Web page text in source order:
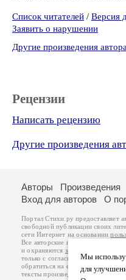
Список читателей / Версия
Заявить о нарушении
Другие произведения
Рецензии
Написать рецензию
Другие произведения
Мы
для
Авторы Произведения
Вход для авторов
О
Портал Стихи.ру предоставляет
свободной публикации своих
сети Интернет на основании
Все авторские права на
и охраняются законом
.
только с согласия его автора, к
обратиться на его авторской
тексты произведений авторы